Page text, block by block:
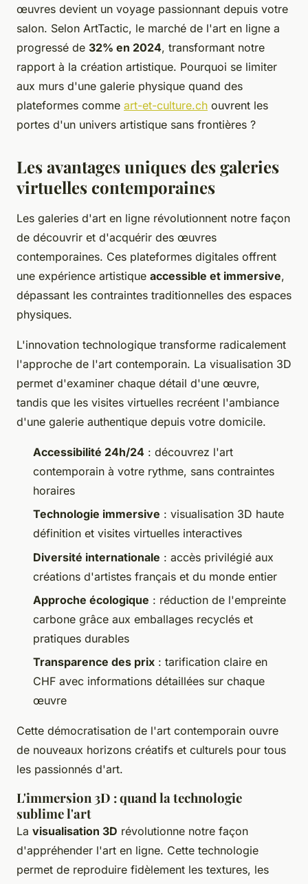
œuvres devient un voyage passionnant depuis votre
salon. Selon ArtTactic, le marché de l'art en ligne a
progressé de 32% en 2024, transformant notre
rapport à la création artistique. Pourquoi se limiter
aux murs d'une galerie physique quand des
plateformes comme art-et-culture.ch ouvrent les
portes d'un univers artistique sans frontières ?
Les avantages uniques des galeries
virtuelles contemporaines
Les galeries d'art en ligne révolutionnent notre façon
de découvrir et d'acquérir des œuvres
contemporaines. Ces plateformes digitales offrent
une expérience artistique accessible et immersive,
dépassant les contraintes traditionnelles des espaces
physiques.
L'innovation technologique transforme radicalement
l'approche de l'art contemporain. La visualisation 3D
permet d'examiner chaque détail d'une œuvre,
tandis que les visites virtuelles recréent l'ambiance
d'une galerie authentique depuis votre domicile.
Accessibilité 24h/24 : découvrez l'art
contemporain à votre rythme, sans contraintes
horaires
Technologie immersive : visualisation 3D haute
définition et visites virtuelles interactives
Diversité internationale : accès privilégié aux
créations d'artistes français et du monde entier
Approche écologique : réduction de l'empreinte
carbone grâce aux emballages recyclés et
pratiques durables
Transparence des prix : tarification claire en
CHF avec informations détaillées sur chaque
œuvre
Cette démocratisation de l'art contemporain ouvre
de nouveaux horizons créatifs et culturels pour tous
les passionnés d'art.
L'immersion 3D : quand la technologie
sublime l'art
La visualisation 3D révolutionne notre façon
d'appréhender l'art en ligne. Cette technologie
permet de reproduire fidèlement les textures, les